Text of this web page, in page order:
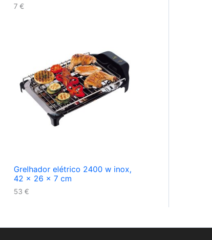
7 €
Grelhador elétrico 2400 w inox,
42 x 26 x 7 cm
53 €